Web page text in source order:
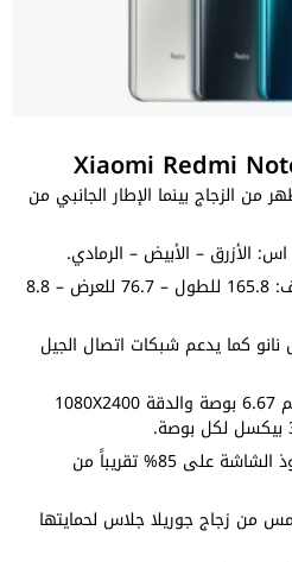
من الزجاج بينما الإطار الجانبي من
الوزن 209 جرام وابعاد الهاتف: 165.8 للطول – 76.7 للعرض – 8.8
كما يدعم شبكات اتصال الجيل
الشاشة نوعها IPS LCD بحجم 6.67 بوصة والدقة 1080X2400
ابعاد العرض 20:9 كما تستحوذ الشاشة على 85% تقريباً من
من زجاج جوريلا جلاس لحمايتها